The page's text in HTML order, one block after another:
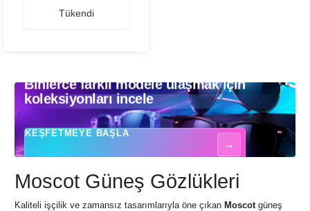
Tükendi
Binlerce farklı modele ulaşmak için koleksiyonları incele - Güneş
Binlerce farklı modele ulaşmak için
koleksiyonları incele
KEŞFETMEYE BAŞLA
→
Moscot Güneş Gözlükleri
Kaliteli işçilik ve zamansız tasarımlarıyla öne çıkan Moscot güneş